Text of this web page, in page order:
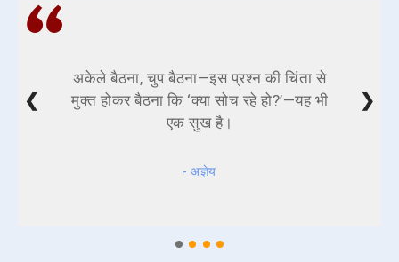
अकेले बैठना, चुप बैठना—इस प्रश्न की चिंता से
मुक्त होकर बैठना कि ‘क्या सोच रहे हो?’—यह भी
एक सुख है।
- अज्ञेय
❮ ❯